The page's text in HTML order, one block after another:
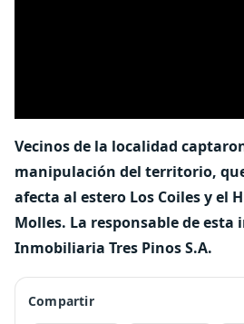
Vecinos de la localidad
manipulación del territorio,
afecta al estero Los Coiles y el
Molles. La responsable de esta
Inmobiliaria Tres Pinos S.A.
Compartir